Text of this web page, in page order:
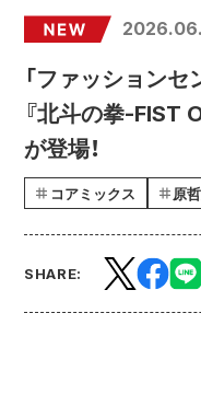
「ファッション
『北斗の拳-FIST
が登場！
コアミックス 原
SHARE: